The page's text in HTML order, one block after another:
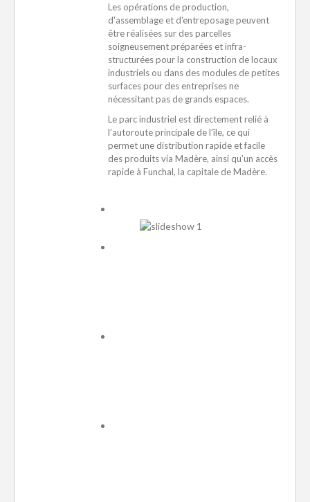
Les opérations de production,
d'assemblage et d'entreposage peuvent
être réalisées sur des parcelles
soigneusement préparées et infra-
structurées pour la construction de locaux
industriels ou dans des modules de petites
surfaces pour des entreprises ne
nécessitant pas de grands espaces.
Le parc industriel est directement relié à
l’autoroute principale de l’île, ce qui
permet une distribution rapide et facile
des produits via Madère, ainsi qu’un accès
rapide à Funchal, la capitale de Madère.